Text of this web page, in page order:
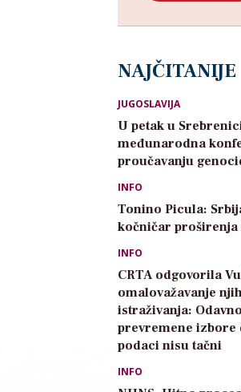
NAJČITANIJE
JUGOSLAVIJA
U petak u
međunarodna
proučavanju
INFO
Tonino Picula:
kočničar proširenja
INFO
CRTA odgovorila
omalovažavanje
istraživanja:
prevremene izbore
podaci nisu tačni
INFO